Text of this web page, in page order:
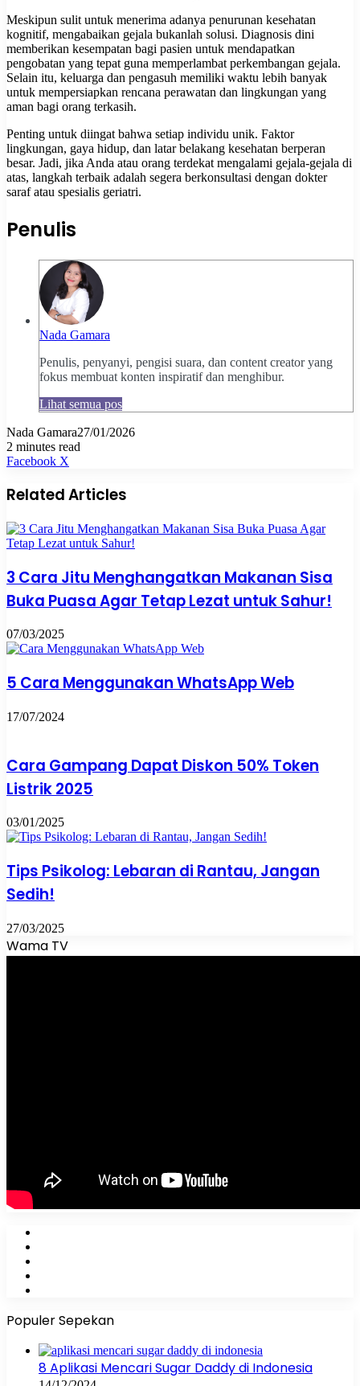
Meskipun sulit untuk menerima adanya penurunan kesehatan
kognitif, mengabaikan gejala bukanlah solusi. Diagnosis dini
memberikan kesempatan bagi pasien untuk mendapatkan
pengobatan yang tepat guna memperlambat perkembangan gejala.
Selain itu, keluarga dan pengasuh memiliki waktu lebih banyak
untuk mempersiapkan rencana perawatan dan lingkungan yang
aman bagi orang terkasih.
Penting untuk diingat bahwa setiap individu unik. Faktor
lingkungan, gaya hidup, dan latar belakang kesehatan berperan
besar. Jadi, jika Anda atau orang terdekat mengalami gejala-gejala di
atas, langkah terbaik adalah segera berkonsultasi dengan dokter
saraf atau spesialis geriatri.
Penulis
Nada Gamara
Penulis, penyanyi, pengisi suara, dan content creator yang
fokus membuat konten inspiratif dan menghibur.
Lihat semua pos
Nada Gamara27/01/2026
2 minutes read
Facebook X
Email
Related Articles
3 Cara Jitu Menghangatkan Makanan Sisa
Buka Puasa Agar Tetap Lezat untuk Sahur!
07/03/2025
5 Cara Menggunakan WhatsApp Web
17/07/2024
Cara Gampang Dapat Diskon 50% Token
Listrik 2025
03/01/2025
Tips Psikolog: Lebaran di Rantau, Jangan
Sedih!
27/03/2025
Wama TV
Populer Sepekan
8 Aplikasi Mencari Sugar Daddy di Indonesia